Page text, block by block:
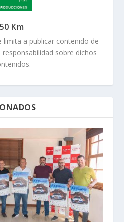
50 Km
limita a publicar contenido de
sobre dichos